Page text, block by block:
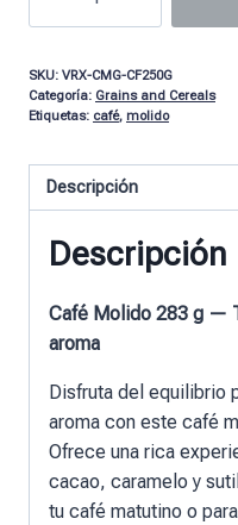
SKU: VRX-CMG-CF250G
Categoría: Grains and Cereals
Etiquetas: café, molido
Descripción
Descripción
Café Molido 283 g —
aroma
Disfruta del equilibrio
aroma con este café
Ofrece una rica
cacao, caramelo y
tu café matutino o